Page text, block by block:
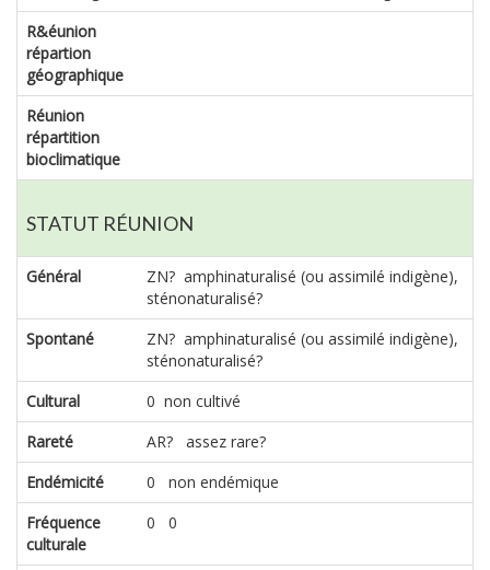
R&éunion
répartion
géographique
Réunion
répartition
bioclimatique
STATUT RÉUNION
Général
ZN? amphinaturalisé (ou assimilé indigène),
sténonaturalisé?
Spontané
ZN? amphinaturalisé (ou assimilé indigène),
sténonaturalisé?
Cultural
0 non cultivé
Rareté
AR? assez rare?
Endémicité
0 non endémique
Fréquence
culturale
0 0